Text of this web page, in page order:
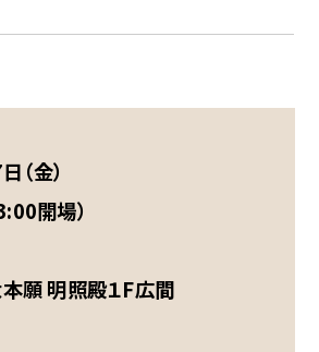
金）
開場）
願 明照殿１F広間